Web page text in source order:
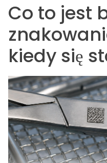
Co to jest
kiedy się